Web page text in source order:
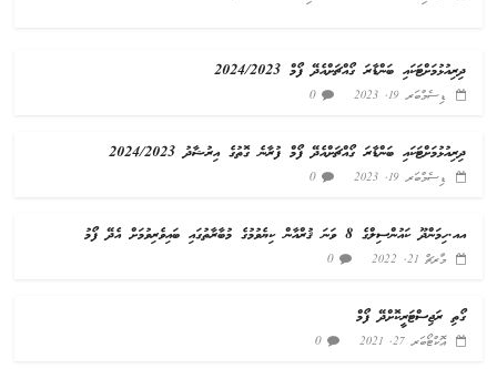
ދިރިއުޅުމަށްޓަކައި ބަންޑާރަ ގޯއްޗަށްއެދޭ ފޯމް 2024/2023
ޑިސެމްބަރ 19, 2023 0
ދިރިއުޅުމަށްޓަކައި ބަންޑާރަ ގޯއްޗަށްއެދޭ ފޯމް ފުރާނެ ގޮތުގެ އިރުޝާދު 2024/2023
ޑިސެމްބަރ 19, 2023 0
އއ.ހިމަންދޫ ކައުންސިލްގެ 8 ވަނަ ޤުރްއާން ކިޔެވުމުގެ މުބާރާތުގައި ބައިވެރިވުމަށް އެދޭ ފޯމު
މާރޗް 21, 2022 0
ގޯތި ރަޖިސްޓަރީކޮށްދޭ ފޯމް
އޮކްޓޯބަރ 27, 2021 0